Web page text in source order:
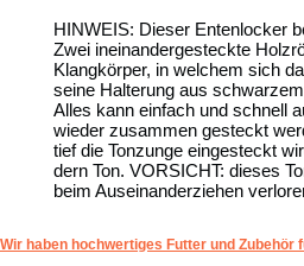
HINWEIS: Dieser Entenlocker
Zwei ineinandergesteckte
Klangkörper, in welchem sich
seine Halterung aus
Alles kann einfach und schnell
wieder zusammen gesteckt
tief die Tonzunge eingesteckt
dern Ton. VORSICHT: dieses
beim Auseinanderziehen
Wir haben hochwertiges Futter und Zubehör